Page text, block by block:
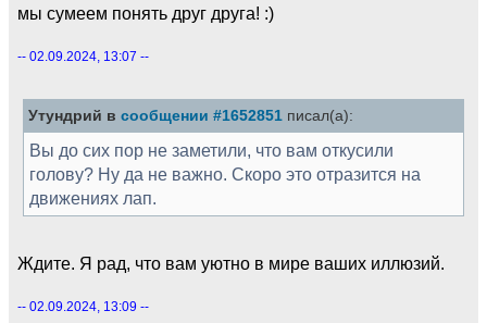
мы сумеем понять друг друга! :)
-- 02.09.2024, 13:07 --
Утундрий в сообщении #1652851 писал(а):
Вы до сих пор не заметили, что вам откусили
голову? Ну да не важно. Скоро это отразится на
движениях лап.
Ждите. Я рад, что вам уютно в мире ваших иллюзий.
-- 02.09.2024, 13:09 --